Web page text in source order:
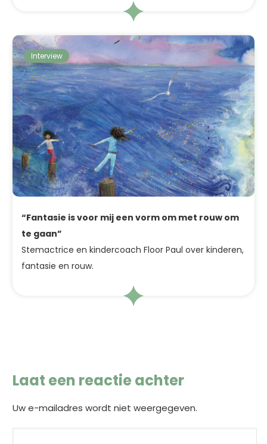
Interview
“Fantasie is voor mij een vorm om met rouw om
te gaan”
Stemactrice en kindercoach Floor Paul over kinderen,
fantasie en rouw.
Laat een reactie achter
Uw e-mailadres wordt niet weergegeven.